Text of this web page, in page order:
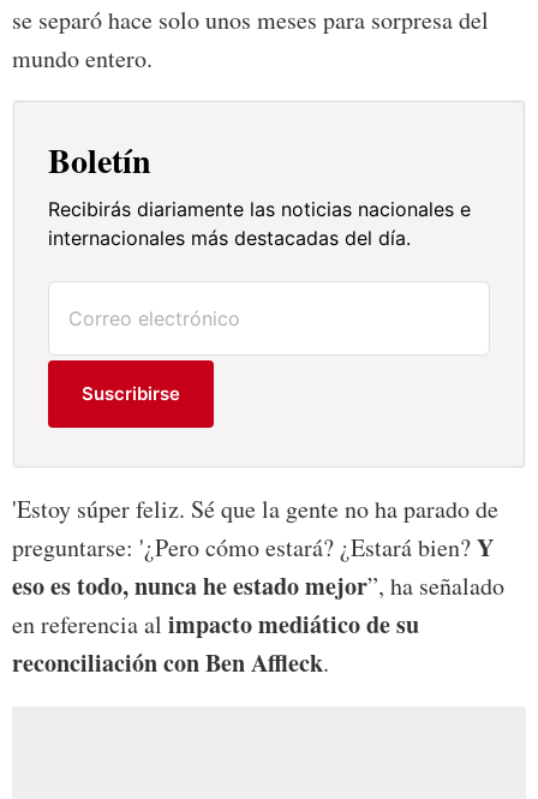
se separó hace solo unos meses para sorpresa del
mundo entero.
Boletín
Recibirás diariamente las noticias nacionales e
internacionales más destacadas del día.
Suscribirse
'Estoy súper feliz. Sé que la gente no ha parado de
preguntarse: '¿Pero cómo estará? ¿Estará bien?Y
eso es todo, nunca he estado mejor”, ha señalado
en referencia al impacto mediático de su
reconciliación con Ben Affleck.